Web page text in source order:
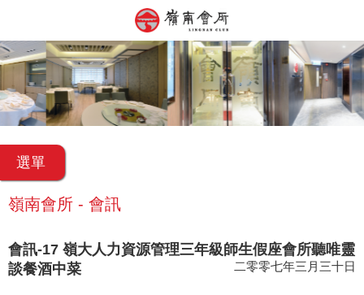
選單
嶺南會所 - 會訊
會訊-17 嶺大人力資源管理三年級師生假座會所聽唯靈
談餐酒中菜
二零零七年三月三十日